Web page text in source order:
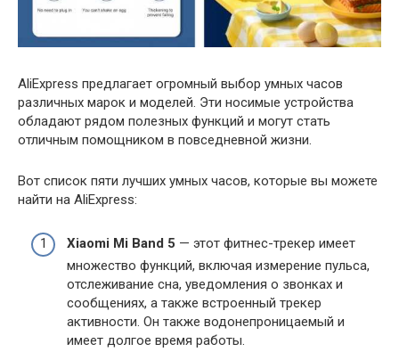
AliExpress предлагает огромный выбор умных часов
различных марок и моделей. Эти носимые устройства
обладают рядом полезных функций и могут стать
отличным помощником в повседневной жизни.
Вот список пяти лучших умных часов, которые вы можете
найти на AliExpress:
Xiaomi Mi Band 5 — этот фитнес-трекер имеет
множество функций, включая измерение пульса,
отслеживание сна, уведомления о звонках и
сообщениях, а также встроенный трекер
активности. Он также водонепроницаемый и
имеет долгое время работы.